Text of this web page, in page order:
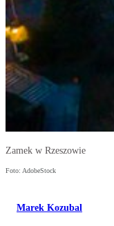
Zamek w Rzeszowie
Foto: AdobeStock
Marek Kozubal